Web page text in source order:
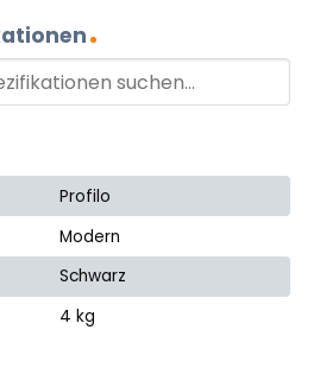
Profilo
Modern
Schwarz
4 kg